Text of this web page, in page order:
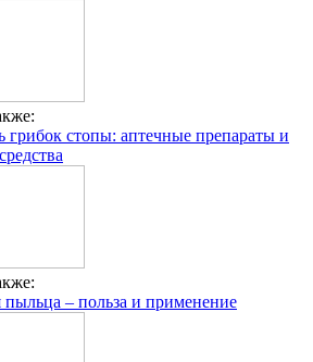
грибок стопы: аптечные препараты и
пыльца – польза и применение